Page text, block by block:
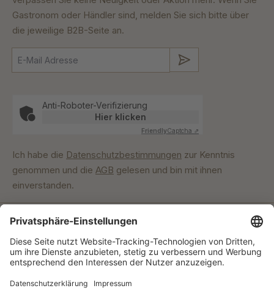
Gastronom oder Händler sind, melden Sie sich bitte über
die jeweilige B2B-Seite an.
Anti-Roboter-Verifizierung
Hier klicken
FriendlyCaptcha ⇗
Ich habe die Datenschutzbestimmungen zur Kenntnis
genommen und die AGB gelesen und bin mit ihnen
einverstanden.